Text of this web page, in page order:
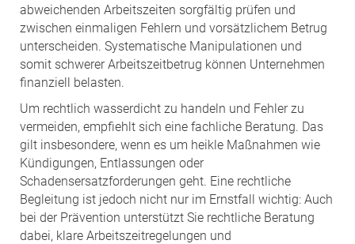
abweichenden Arbeitszeiten sorgfältig prüfen und
zwischen einmaligen Fehlern und vorsätzlichem Betrug
unterscheiden. Systematische Manipulationen und
somit schwerer Arbeitszeitbetrug können Unternehmen
finanziell belasten.
Um rechtlich wasserdicht zu handeln und Fehler zu
vermeiden, empfiehlt sich eine fachliche Beratung. Das
gilt insbesondere, wenn es um heikle Maßnahmen wie
Kündigungen, Entlassungen oder
Schadensersatzforderungen geht. Eine rechtliche
Begleitung ist jedoch nicht nur im Ernstfall wichtig: Auch
bei der Prävention unterstützt Sie rechtliche Beratung
dabei, klare Arbeitszeitregelungen und